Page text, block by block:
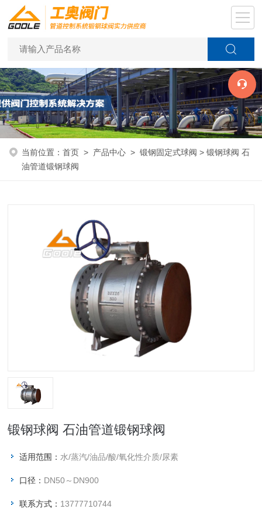
当前位置：首页 > 产品中心 >锻钢固定式球阀 > 锻钢球阀 石
油管道锻钢球阀
锻钢球阀 石油管道锻钢球阀
适用范围： 水/蒸汽/油品/酸/氧化性介质/尿素
口径： DN50～DN900
联系方式： 13777710744